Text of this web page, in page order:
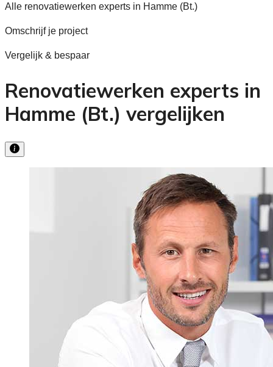
Alle renovatiewerken experts in Hamme (Bt.)
Omschrijf je project
Vergelijk & bespaar
Renovatiewerken experts in
Hamme (Bt.) vergelijken